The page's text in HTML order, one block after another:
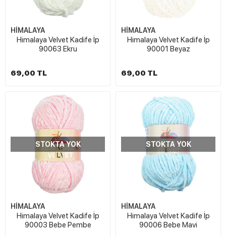
HİMALAYA
Himalaya Velvet Kadife İp
90063 Ekru
69,00 TL
HİMALAYA
Himalaya Velvet Kadife İp
90001 Beyaz
69,00 TL
STOKTA YOK
HİMALAYA
Himalaya Velvet Kadife İp
90003 Bebe Pembe
STOKTA YOK
HİMALAYA
Himalaya Velvet Kadife İp
90006 Bebe Mavi